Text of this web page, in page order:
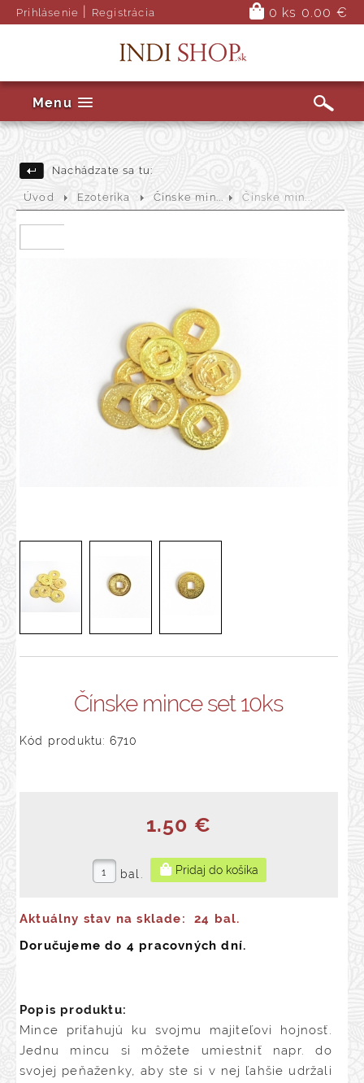
Prihlásenie Registrácia 0 ks 0.00 €
Menu
Nachádzate sa tu:
Úvod Ezoterika Čínske min... Čínske min...
Čínske mince set 10ks
Kód produktu: 6710
1.50 €
bal.
Aktuálny stav na sklade:
24 bal.
Doručujeme do 4 pracovných dní.
Popis produktu:
Mince priťahujú ku svojmu majiteľovi hojnosť.
Jednu mincu si môžete umiestniť napr. do
svojej peňaženky, aby ste si v nej ľahšie udržali